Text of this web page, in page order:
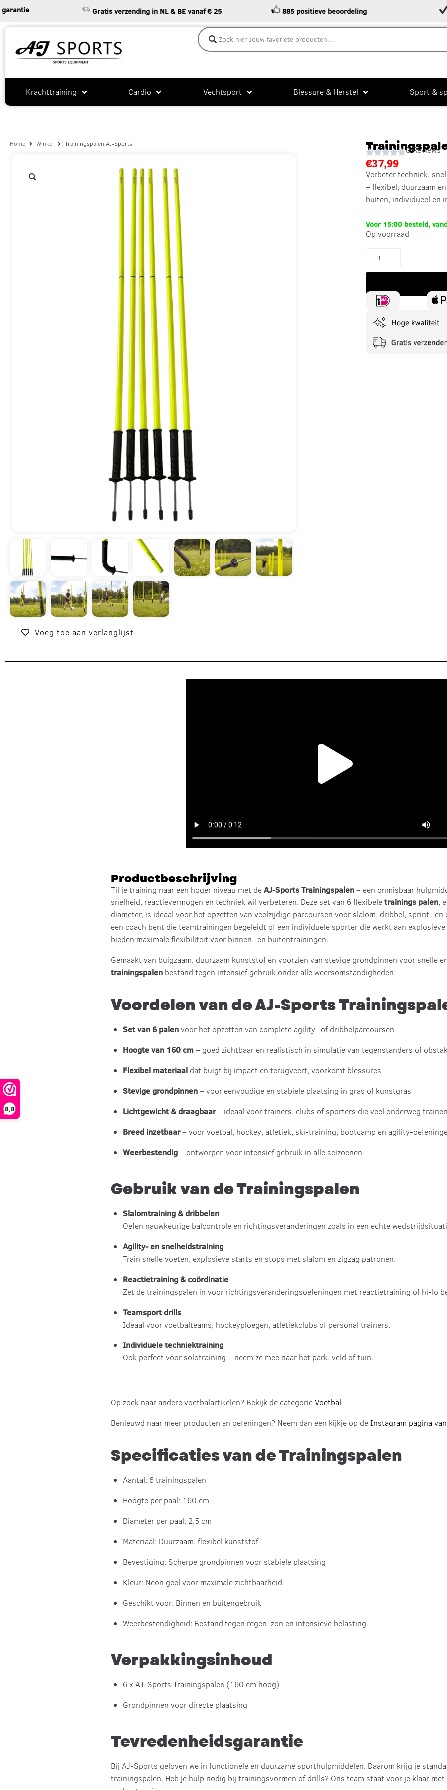
8,8
Gratis verzending in NL & BE vanaf € 25 885 positieve beoordeling
Krachttraining Cardio Vechtsport Blessure & Herstel Sport &
Home Winkel Trainingspalen AJ-Sports
Voeg toe aan verlanglijst
0 Reviews
€37,99
Verbeter techniek,
– flexibel, duurzaam
buiten, individueel en
Voor 15:00 besteld,
Op voorraad
Productbeschrijving
Til je training naar een hoger niveau met deAJ-Sports Trainingspalen– een onmisbaar
snelheid, reactievermogen en techniek wil verbeteren. Deze set van 6 flexibeletrainings palen,
diameter, is ideaal voor het opzetten van veelzijdige parcoursen voor slalom, dribbel, sprint-
een coach bent die teamtrainingen begeleidt of een individuele sporter die werkt aan
bieden maximale flexibiliteit voor binnen- en buitentrainingen.
Gemaakt van buigzaam, duurzaam kunststof en voorzien van stevige grondpinnen voor snelle
trainingspalen bestand tegen intensief gebruik onder alle weersomstandigheden.
Voordelen van de AJ-Sports
Set van 6 palenvoor het opzetten van complete agility- of dribbelparcoursen
Hoogte van 160 cm– goed zichtbaar en realistisch in simulatie van tegenstanders of
Flexibel materiaal dat buigt bij impact en terugveert, voorkomt blessures
Stevige grondpinnen– voor eenvoudige en stabiele plaatsing in gras of kunstgras
Lichtgewicht & draagbaar– ideaal voor trainers, clubs of sporters die veel onderweg trainen
Breed inzetbaar– voor voetbal, hockey, atletiek, ski-training, bootcamp en agility-
Weerbestendig– ontworpen voor intensief gebruik in alle seizoenen
Gebruik van de Trainingspalen
Slalomtraining & dribbelen
Oefen nauwkeurige balcontrole en richtingsveranderingen zoals in een echte
Agility- en snelheidstraining
Train snelle voeten, explosieve starts en stops met slalom en zigzag patronen.
Reactietraining & coördinatie
Zet de trainingspalen in voor richtingsveranderingsoefeningen met reactietraining of hi-lo
Teamsport drills
Ideaal voor voetbalteams, hockeyploegen, atletiekclubs of personal trainers.
Individuele techniektraining
Ook perfect voor solotraining – neem ze mee naar het park, veld of tuin.
Op zoek naar andere voetbalartikelen? Bekijk de categorieVoetbal
Benieuwd naar meer producten en oefeningen? Neem dan een kijkje op deInstagram pagina
Specificaties van de Trainingspalen
Aantal: 6 trainingspalen
Hoogte per paal: 160 cm
Diameter per paal: 2,5 cm
Materiaal: Duurzaam, flexibel kunststof
Bevestiging: Scherpe grondpinnen voor stabiele plaatsing
Kleur: Neon geel voor maximale zichtbaarheid
Geschikt voor: Binnen en buitengebruik
Weerbestendigheid: Bestand tegen regen, zon en intensieve belasting
Verpakkingsinhoud
6 x AJ-Sports Trainingspalen (160 cm hoog)
Grondpinnen voor directe plaatsing
Tevredenheidsgarantie
Bij AJ-Sports geloven we in functionele en duurzame sporthulpmiddelen. Daarom krijg je
trainingspalen. Heb je hulp nodig bij trainingsvormen of drills? Ons team staat voor je klaar